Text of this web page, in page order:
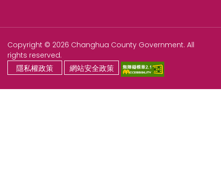
Copyright © 2026 Changhua County Government. All
rights reserved.
隱私權政策 網站安全政策